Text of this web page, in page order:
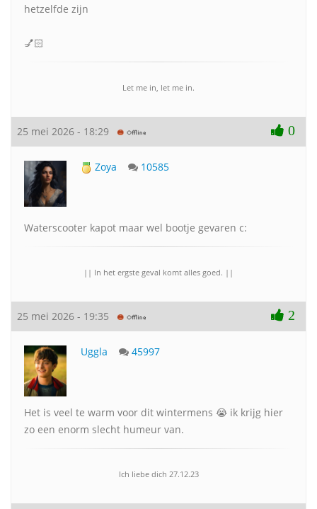
hetzelfde zijn
💅🏻
Let me in, let me in.
25 mei 2026 - 18:29 0
Zoya 10585
Waterscooter kapot maar wel bootje gevaren c:
|| In het ergste geval komt alles goed. ||
25 mei 2026 - 19:35 2
Uggla 45997
Het is veel te warm voor dit wintermens 😭 ik krijg hier
zo een enorm slecht humeur van.
Ich liebe dich 27.12.23